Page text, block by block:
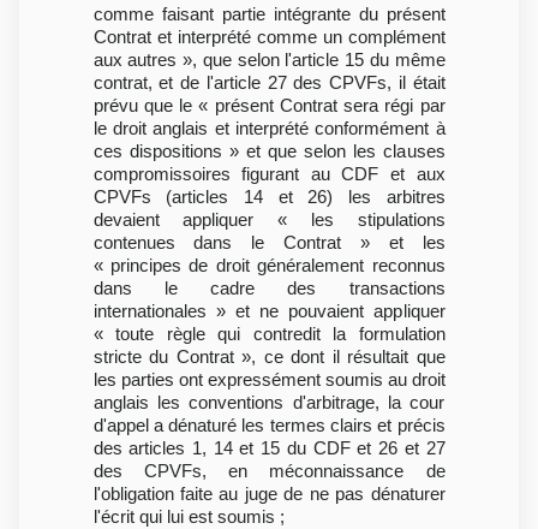
comme faisant partie intégrante du présent
Contrat et interprété comme un complément
aux autres », que selon l'article 15 du même
contrat, et de l'article 27 des CPVFs, il était
prévu que le « présent Contrat sera régi par
le droit anglais et interprété conformément à
ces dispositions » et que selon les clauses
compromissoires figurant au CDF et aux
CPVFs (articles 14 et 26) les arbitres
devaient appliquer « les stipulations
contenues dans le Contrat » et les
« principes de droit généralement reconnus
dans le cadre des transactions
internationales » et ne pouvaient appliquer
« toute règle qui contredit la formulation
stricte du Contrat », ce dont il résultait que
les parties ont expressément soumis au droit
anglais les conventions d'arbitrage, la cour
d'appel a dénaturé les termes clairs et précis
des articles 1, 14 et 15 du CDF et 26 et 27
des CPVFs, en méconnaissance de
l'obligation faite au juge de ne pas dénaturer
l'écrit qui lui est soumis ;